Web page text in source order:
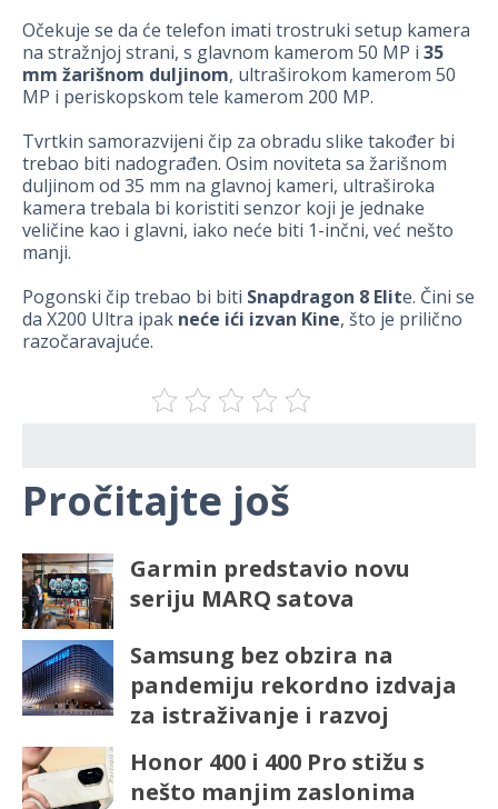
Očekuje se da će telefon imati trostruki setup kamera
na stražnjoj strani, s glavnom kamerom 50 MP i 35
mm žarišnom duljinom, ultraširokom kamerom 50
MP i periskopskom tele kamerom 200 MP.
Tvrtkin samorazvijeni čip za obradu slike također bi
trebao biti nadograđen. Osim noviteta sa žarišnom
duljinom od 35 mm na glavnoj kameri, ultraširoka
kamera trebala bi koristiti senzor koji je jednake
veličine kao i glavni, iako neće biti 1-inčni, već nešto
manji.
Pogonski čip trebao bi biti Snapdragon 8 Elite. Čini se
da X200 Ultra ipak neće ići izvan Kine, što je prilično
razočaravajuće.
Pročitajte još
Garmin predstavio novu
seriju MARQ satova
Samsung bez obzira na
pandemiju rekordno izdvaja
za istraživanje i razvoj
Honor 400 i 400 Pro stižu s
nešto manjim zaslonima